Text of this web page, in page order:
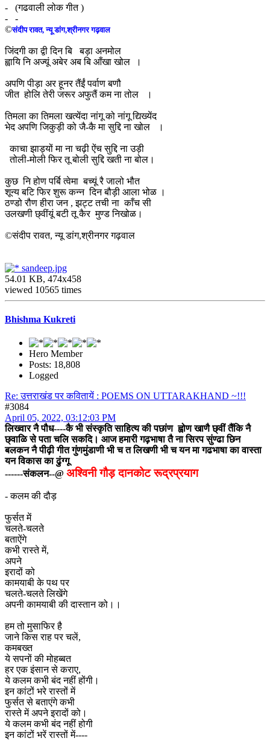
- (गढवाली लोक गीत )
- -
©संदीप रावत, न्यू डांग,श्रीनगर गढ़वाल
जिंदगी का द्वी दिन बि बड़ा अनमोल
ह्वायि नि अज्यूं अबेर अब बि आँखा खोल ।
अपणि पीड़ा अर हूनर तैंईं पर्वाण बणौ
जीत होलि तेरी जरूर अफुतैं कम ना तोल ।
तिमला का तिमला खत्येंदा नांगू को नांगू द्यिख्येंद
भेद अपणि जिकुड़ी को जै-कै मा सुद्दि ना खोल ।
काचा झाड्यों मा ना चढ़ी ऐंच सुद्दि ना उड़ी
तोली-मोली फिर तू बोली सुद्दि खती ना बोल।
कुछ नि होण पर्बि त्वेमा बच्यूं रै जालो भौत
शून्य बटि फिर शुरू कन्न दिन बौड़ी आला भोळ ।
ठण्डो रौण हीरा जन , झट्ट तची ना काँच सी
उलखणी छ्वींयूं बटी तू कैर मुण्ड निखोळ।
©संदीप रावत, न्यू डांग,श्रीनगर गढ़वाल
sandeep.jpg
54.01 KB, 474x458
viewed 10565 times
Bhishma Kukreti
Hero Member
Posts: 18,808
Logged
Re: उत्तराखंड पर कवितायें : POEMS ON UTTARAKHAND ~!!!
#3084
April 05, 2022, 03:12:03 PM
लिख्वार नै पौध----कै भी संस्कृति साहित्य की पछांण ह्वोण खाणै छ्वीं तैंकि नै
छ्वाळि से पता चलि सकदि। आज हमारी गढ़भाषा तै ना सिरप सुंण्ढा छिन
बलकन नै पीढ़ी गीत गुंणमुंडाणी भी च त लिखणी भी च यन मा गढभाषा का वास्ता
यन विकास का ढुंग्गू
------संकलन--@ अश्विनी गौड़ दानकोट रूद्रप्रयाग
- कलम की दौड़
फुर्सत में
चलते-चलते
बताऐंगे
कभी रास्ते में,
अपने
इरादों को
कामयाबी के पथ पर
चलते-चलते लिखेंगे
अपनी कामयाबी की दास्तान को।।
हम तो मुसाफिर है
जाने किस राह पर चलें,
कमबख्त
ये सपनों की मोहब्बत
हर एक इंसान से कराए,
ये कलम कभी बंद नहीं होंगी।
इन कांटों भरे रास्तों में
फुर्सत से बताएंगे कभी
रास्ते में अपने इरादों को।
ये कलम कभी बंद नहीं होगी
इन कांटों भरें रास्तों में----